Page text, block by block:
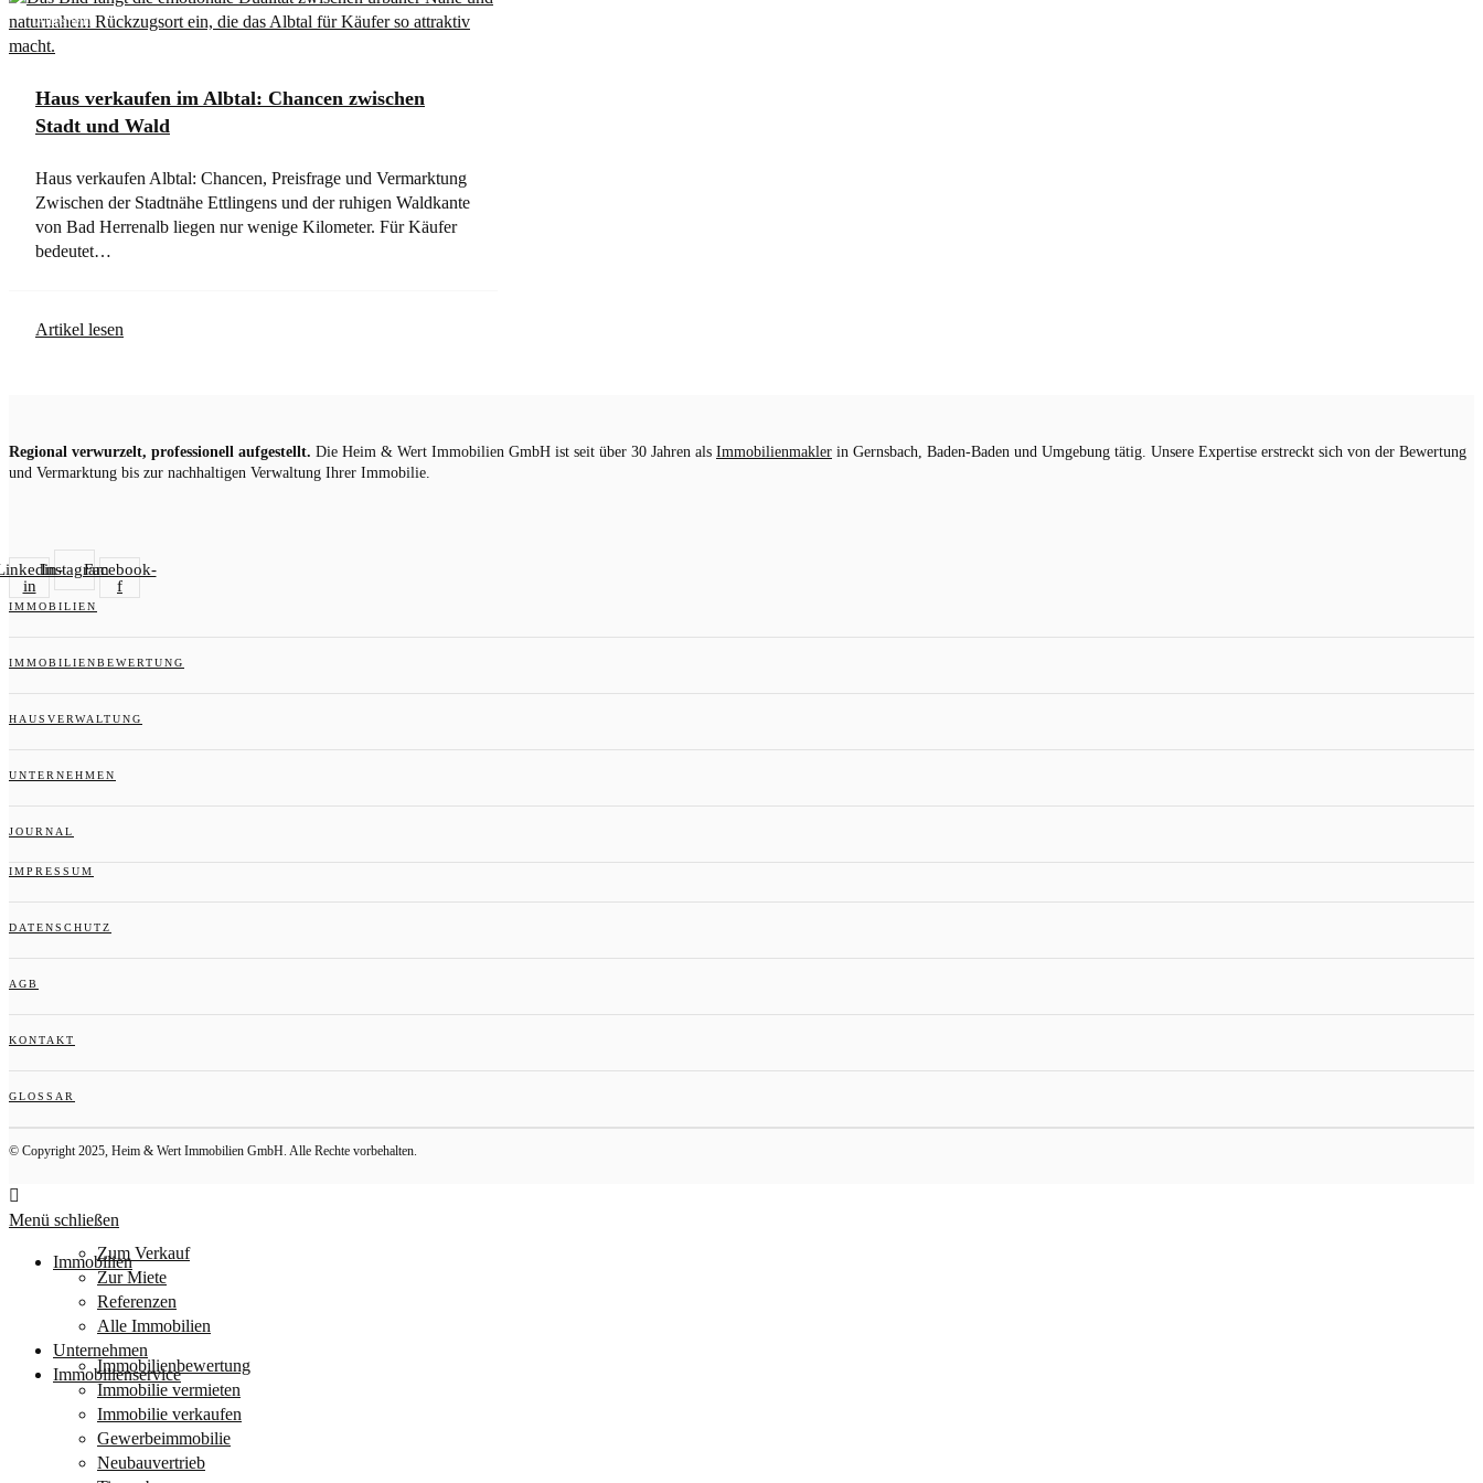
Allgemein
Haus verkaufen im Albtal: Chancen zwischen
Stadt und Wald
Haus verkaufen Albtal: Chancen, Preisfrage und Vermarktung
Zwischen der Stadtnähe Ettlingens und der ruhigen Waldkante
von Bad Herrenalb liegen nur wenige Kilometer. Für Käufer
bedeutet…
Artikel lesen
Regional verwurzelt, professionell aufgestellt. Die Heim & Wert Immobilien GmbH ist seit über 30 Jahren als Immobilienmakler in Gernsbach, Baden-Baden und Umgebung tätig. Unsere Expertise erstreckt sich von der Bewertung
und Vermarktung bis zur nachhaltigen Verwaltung Ihrer Immobilie.
in
InstagramFacebook-
f
IMMOBILIEN
IMMOBILIENBEWERTUNG
HAUSVERWALTUNG
UNTERNEHMEN
JOURNAL
IMPRESSUM
DATENSCHUTZ
AGB
KONTAKT
GLOSSAR
© Copyright 2025, Heim & Wert Immobilien GmbH. Alle Rechte vorbehalten.
Menü schließen
ImmobilienZum Verkauf
Zur Miete
Referenzen
Alle Immobilien
Unternehmen
Immobilienservice
Immobilienbewertung
Immobilie vermieten
Immobilie verkaufen
Gewerbeimmobilie
Neubauvertrieb